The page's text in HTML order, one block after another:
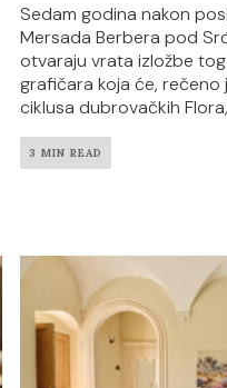
Sedam godina nakon
Mersada Berbera pod
otvaraju vrata izložbe
grafičara koja će,
ciklusa dubrovačkih
3 MIN READ